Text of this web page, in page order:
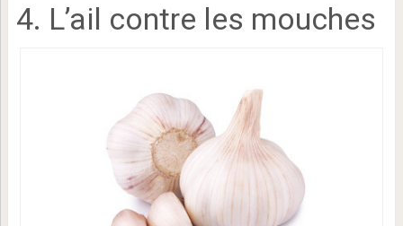
4. L’ail contre les mouches